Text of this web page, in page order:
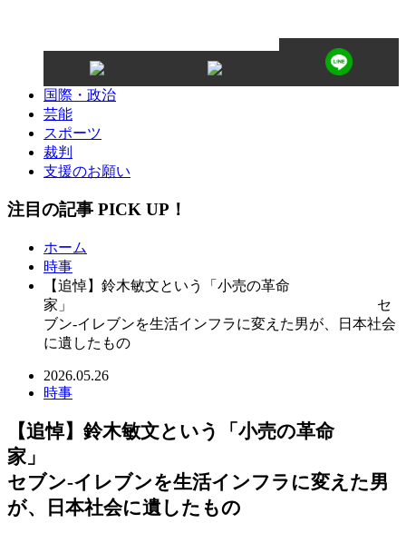
国際・政治
芸能
スポーツ
裁判
支援のお願い
注目の記事 PICK UP！
ホーム
時事
【追悼】鈴木敏文という「小売の革命
家」 セ
ブン-イレブンを生活インフラに変えた男が、日本社会
に遺したもの
2026.05.26
時事
【追悼】鈴木敏文という「小売の革命
家
セブン-イレブンを生活インフラに変えた男
が、日本社会に遺したもの